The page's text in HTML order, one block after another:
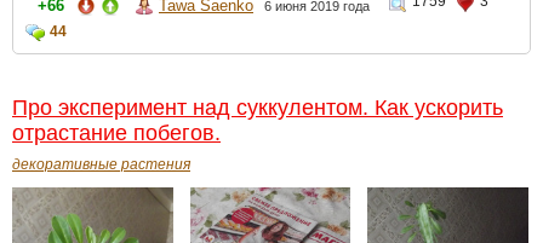
+66 Tawa Saenko 6 июня 2019 года
44
Про эксперимент над суккулентом. Как ускорить
отрастание побегов.
декоративные растения